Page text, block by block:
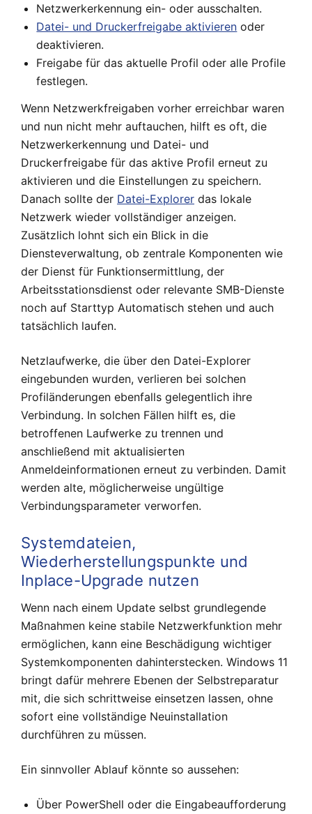
Netzwerkerkennung ein- oder ausschalten.
Datei- und Druckerfreigabe aktivieren oder
deaktivieren.
Freigabe für das aktuelle Profil oder alle Profile
festlegen.
Wenn Netzwerkfreigaben vorher erreichbar waren
und nun nicht mehr auftauchen, hilft es oft, die
Netzwerkerkennung und Datei- und
Druckerfreigabe für das aktive Profil erneut zu
aktivieren und die Einstellungen zu speichern.
Danach sollte der Datei-Explorer das lokale
Netzwerk wieder vollständiger anzeigen.
Zusätzlich lohnt sich ein Blick in die
Diensteverwaltung, ob zentrale Komponenten wie
der Dienst für Funktionsermittlung, der
Arbeitsstationsdienst oder relevante SMB-Dienste
noch auf Starttyp Automatisch stehen und auch
tatsächlich laufen.
Netzlaufwerke, die über den Datei-Explorer
eingebunden wurden, verlieren bei solchen
Profiländerungen ebenfalls gelegentlich ihre
Verbindung. In solchen Fällen hilft es, die
betroffenen Laufwerke zu trennen und
anschließend mit aktualisierten
Anmeldeinformationen erneut zu verbinden. Damit
werden alte, möglicherweise ungültige
Verbindungsparameter verworfen.
Systemdateien,
Wiederherstellungspunkte und
Inplace-Upgrade nutzen
Wenn nach einem Update selbst grundlegende
Maßnahmen keine stabile Netzwerkfunktion mehr
ermöglichen, kann eine Beschädigung wichtiger
Systemkomponenten dahinterstecken. Windows 11
bringt dafür mehrere Ebenen der Selbstreparatur
mit, die sich schrittweise einsetzen lassen, ohne
sofort eine vollständige Neuinstallation
durchführen zu müssen.
Ein sinnvoller Ablauf könnte so aussehen:
Über PowerShell oder die Eingabeaufforderung